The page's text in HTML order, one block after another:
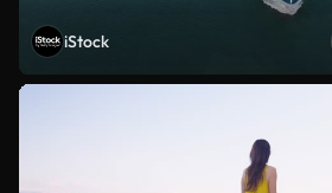
iStock